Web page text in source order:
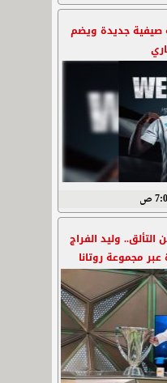
صيفية جديدة ويضم
وليد الفراج
عبر مجموعة روتانا